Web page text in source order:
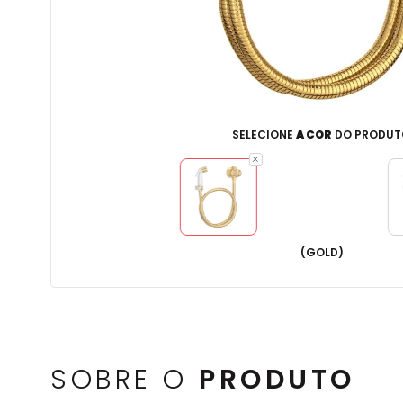
SELECIONE A COR DO
(GOLD)
SOBRE O PRODUTO